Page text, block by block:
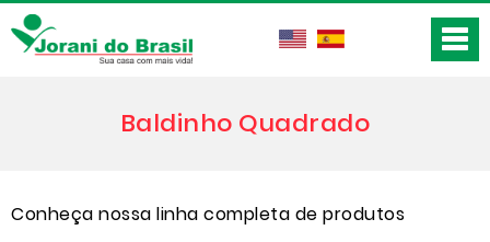
Baldinho Quadrado
Conheça nossa linha completa de produtos